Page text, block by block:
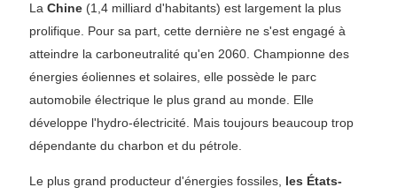
La Chine (1,4 milliard d'habitants) est largement la plus
prolifique. Pour sa part, cette dernière ne s'est engagé à
atteindre la carboneutralité qu'en 2060. Championne des
énergies éoliennes et solaires, elle possède le parc
automobile électrique le plus grand au monde. Elle
développe l'hydro-électricité. Mais toujours beaucoup trop
dépendante du charbon et du pétrole.
Le plus grand producteur d'énergies fossiles, les États-